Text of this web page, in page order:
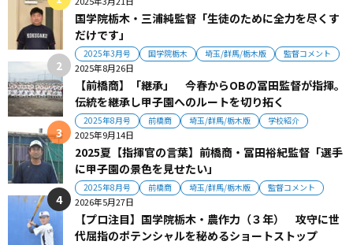
国学院栃木・三浦純監督「生徒のために全力を尽くす
だけです」
2025年3月号 国学院栃木 埼玉/群馬/栃木版 監督コメント
2025年8月26日
【前橋商】「継承」 今春からOBの冨田監督が指揮。
伝統を継承し甲子園へのルートを切り拓く
2025年8月号 前橋商 埼玉/群馬/栃木版 学校紹介
2025年9月14日
2025夏【指揮官の言葉】前橋商・冨田裕紀監督「選手
に甲子園の景色を見せたい」
2025年8月号 前橋商 埼玉/群馬/栃木版 監督コメント
2026年5月27日
【プロ注目】国学院栃木・農作力（３年） 攻守に世
代屈指のポテンシャルを秘めるショートストップ